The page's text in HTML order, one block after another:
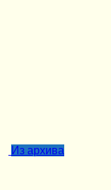
Из архива